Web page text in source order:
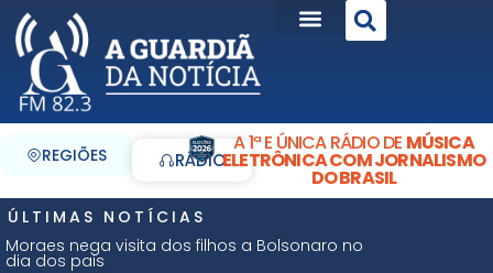
REGIÕES RÁDIO
A 1ª E ÚNICA RÁDIO DE MÚSICA
ELETRÔNICA COM JORNALISMO
DO BRASIL
ÚLTIMAS NOTÍCIAS
Moraes nega visita dos filhos a Bolsonaro no
dia dos pais